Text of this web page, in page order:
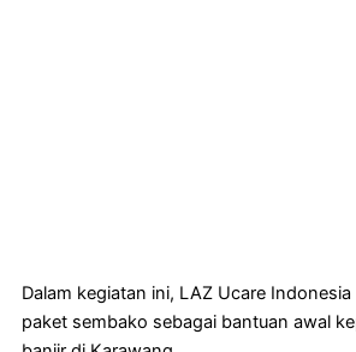
Dalam kegiatan ini, LAZ Ucare
paket sembako sebagai bantuan awal